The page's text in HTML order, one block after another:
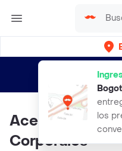
los
envíos
Aceite
Corporales